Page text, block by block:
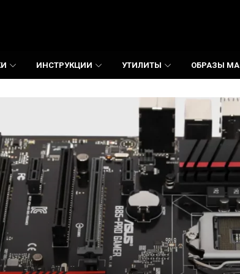
ИНСТРУКЦИИ УТИЛИТЫ ОБРАЗЫ